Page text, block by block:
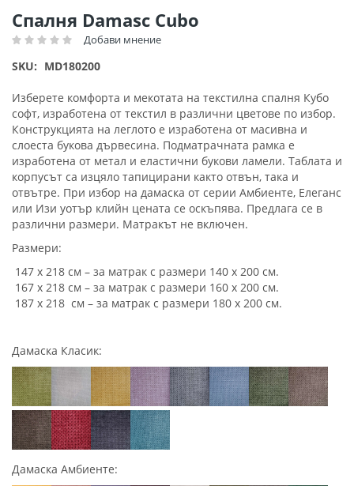
Спалня Damasc Cubo
Рейтинг: Добави мнение
SKU MD180200
Изберете комфорта и мекотата на текстилна спалня Кубо
софт, изработена от текстил в различни цветове по избор.
Конструкцията на леглото е изработена от масивна и
слоеста букова дървесина. Подматрачната рамка е
изработена от метал и еластични букови ламели. Таблата и
корпусът са изцяло тапицирани както отвън, така и
отвътре. При избор на дамаска от серии Амбиенте, Елеганс
или Изи уотър клийн цената се оскъпява. Предлага се в
различни размери. Матракът не включен.
Размери:
147 x 218 см – за матрак с размери 140 х 200 см.
167 x 218 см – за матрак с размери 160 х 200 см.
187 x 218 см – за матрак с размери 180 х 200 см.
Дамаска Класик:
Дамаска Амбиенте:
Преминете
към
началото
на
със
снимки